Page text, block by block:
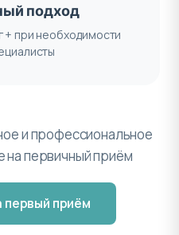
подход
+ при необходимости
и профессиональное
на первичный приём
первый приём